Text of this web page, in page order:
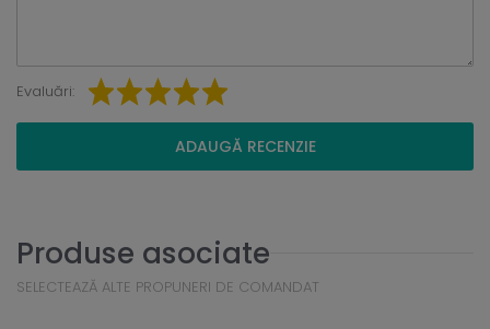
Evaluări:
ADAUGĂ RECENZIE
Produse asociate
SELECTEAZĂ ALTE PROPUNERI DE COMANDAT